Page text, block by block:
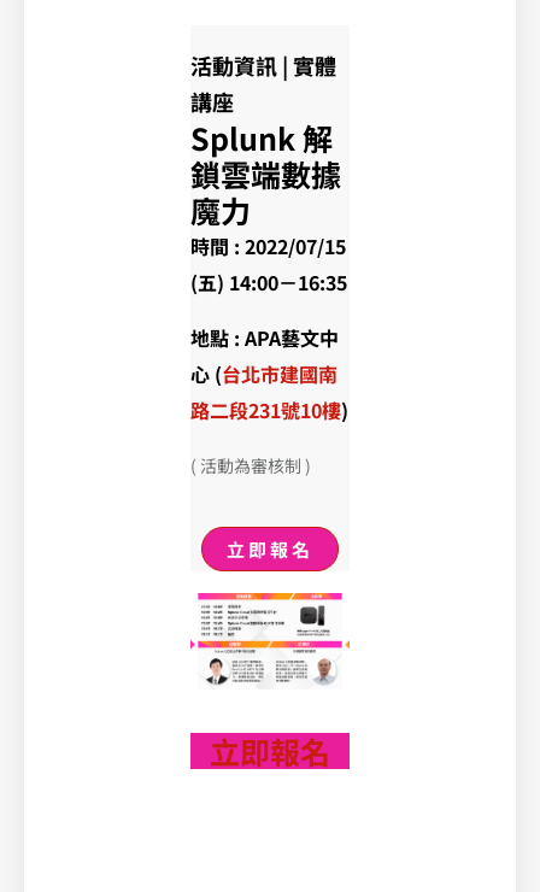
活動資訊 | 實體
講座
Splunk 解
鎖雲端數據
魔力
時間 : 2022/07/15
(五) 14:00－16:35
地點 : APA藝文中
心 (台北市建國南
路二段231號10樓)
( 活動為審核制 )
立即報名
立即報名